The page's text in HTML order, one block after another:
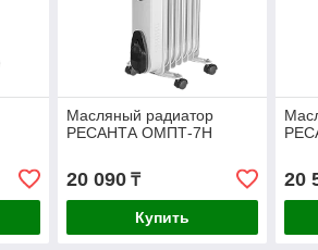
Масляный радиатор
РЕСАНТА ОМПТ-7Н
20 090₸
Купить
20